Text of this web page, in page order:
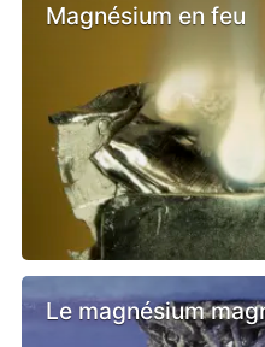
Magnésium en feu
Le magnésium